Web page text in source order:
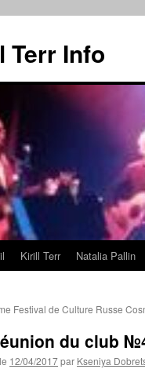
Terr Info
Kirill Terr Natalia Pallin
Festival de Culture Russe
du club
12/04/2017par Kseniya